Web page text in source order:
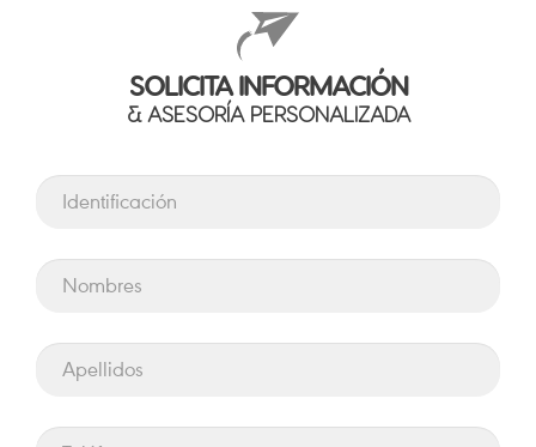
SOLICITA INFORMACIÓN
& ASESORÍA PERSONALIZADA